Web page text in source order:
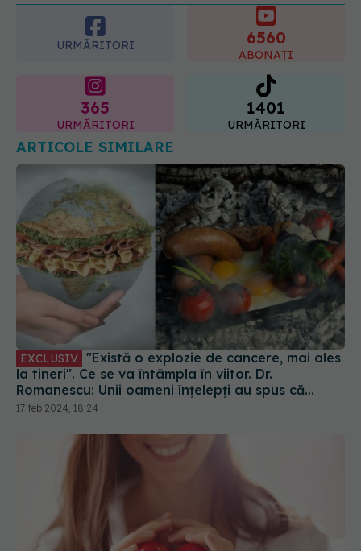
URMĂRITORI 6560
ABONAȚI
365
URMĂRITORI
1401
URMĂRITORI
ARTICOLE SIMILARE
EXCLUSIV
la tineri". Ce se va întâmpla în viitor. Dr.
Romanescu: Unii oameni înțelepți au spus că...
17 feb 2024, 18:24